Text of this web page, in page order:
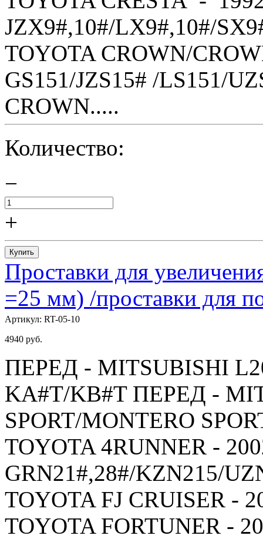
JZX9#,10#/LX9#,10#/
TOYOTA CROWN/
GS151/JZS15# /LS151/
CROWN.....
Количество:
−
+
Купить
Проставки для
=25 мм) /проставки для
Артикул: RT-05-10
4940 руб.
ПЕРЕД - MITSUBISHI
KA#T/KB#T ПЕРЕД -
SPORT/MONTERO
TOYOTA 4RUNNER -
GRN21#,28#/KZN215/
TOYOTA FJ CRUISER -
TOYOTA FORTUNER -